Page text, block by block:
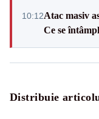
10:12Atac masiv
Ce se
Distribuie